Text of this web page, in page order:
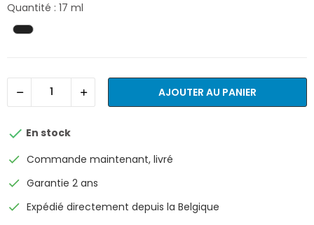
Quantité : 17 ml
AJOUTER AU PANIER
 En stock
check Commande maintenant, livré
check Garantie 2 ans
check Expédié directement depuis la Belgique